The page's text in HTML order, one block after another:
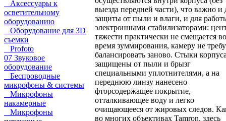
Аксессуары к
осветительному
оборудованию
Оборудование для 3D
съемки
Profoto
07 Звуковое
оборудование
Беспроводные
микрофоны & системы
Микрофоны
накамерные
Микрофоны
выезда передней части), что важно и
защиты от пыли и влаги, и для
электронными стабилизаторами:
тяжести практически не смещается во
время зуммирования, камеру не
балансировать заново. Стыки
защищены от пыли и брызг
специальными уплотнителями, а на
переднюю линзу нанесено
фторсодержащее покрытие,
отталкивающее воду и легко
очищающееся от жировых следов.
во многих объективах Tamron, здесь